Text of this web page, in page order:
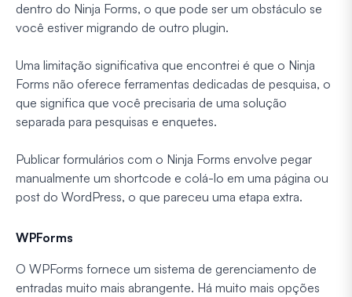
dentro do Ninja Forms, o que pode ser um obstáculo se
você estiver migrando de outro plugin.
Uma limitação significativa que encontrei é que o Ninja
Forms não oferece ferramentas dedicadas de pesquisa, o
que significa que você precisaria de uma solução
separada para pesquisas e enquetes.
Publicar formulários com o Ninja Forms envolve pegar
manualmente um shortcode e colá-lo em uma página ou
post do WordPress, o que pareceu uma etapa extra.
WPForms
O WPForms fornece um sistema de gerenciamento de
entradas muito mais abrangente. Há muito mais opções